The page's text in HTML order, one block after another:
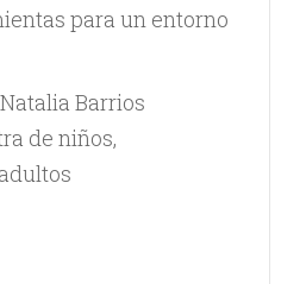
para un entorno
Barrios
de niños,